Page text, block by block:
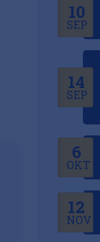
10
SEP
14
SEP
6
OKT
12
NOV